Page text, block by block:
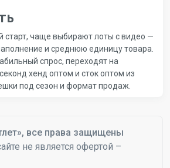
старт, чаще выбирают лоты с видео —
и среднюю единицу товара.
спрос, переходят на
хенд оптом и сток оптом из
под сезон и формат продаж.
все права защищены
не является офертой –